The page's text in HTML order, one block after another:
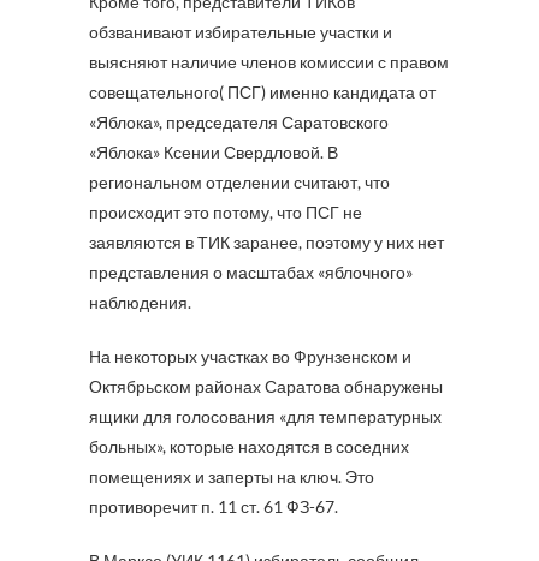
обзванивают избирательные участки и
выясняют наличие членов комиссии с правом
совещательного( ПСГ) именно кандидата от
«Яблока», председателя Саратовского
«Яблока» Ксении Свердловой. В
региональном отделении считают, что
происходит это потому, что ПСГ не
заявляются в ТИК заранее, поэтому у них нет
представления о масштабах «яблочного»
наблюдения.
На некоторых участках во Фрунзенском и
Октябрьском районах Саратова обнаружены
ящики для голосования «для температурных
больных», которые находятся в соседних
помещениях и заперты на ключ. Это
противоречит п. 11 ст. 61 ФЗ-67.